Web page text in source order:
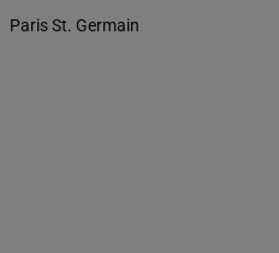
Paris St. Germain